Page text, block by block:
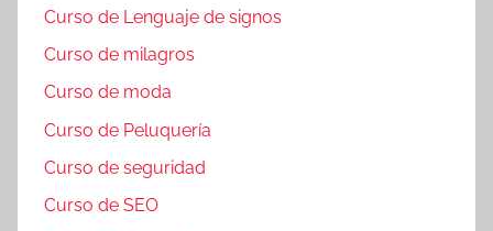
Curso de Lenguaje de signos
Curso de milagros
Curso de moda
Curso de Peluquería
Curso de seguridad
Curso de SEO